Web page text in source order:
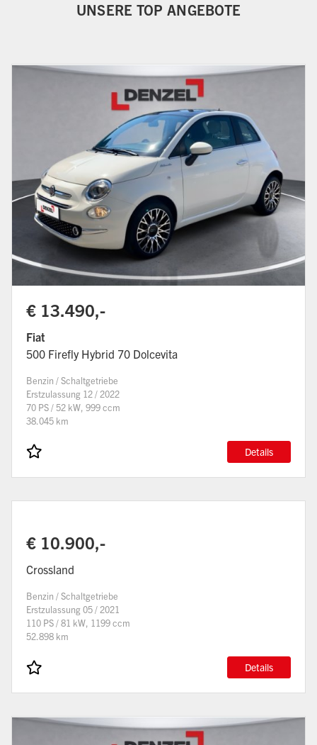
UNSERE TOP ANGEBOTE
€ 13.490,-
Fiat
500 Firefly Hybrid 70 Dolcevita
Benzin / Schaltgetriebe
Erstzulassung 12 / 2022
70 PS / 52 kW, 999 ccm
38.045 km
Details
€ 10.900,-
Crossland
Benzin / Schaltgetriebe
Erstzulassung 05 / 2021
110 PS / 81 kW, 1199 ccm
52.898 km
Details